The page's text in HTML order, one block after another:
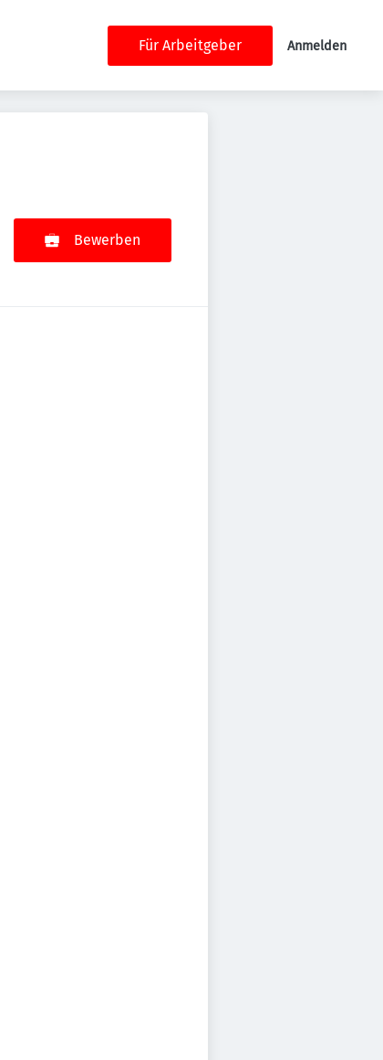
Für Arbeitgeber Anmelden
Bewerben